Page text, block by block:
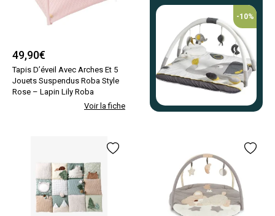
49,90€
Tapis D’éveil Avec Arches Et 5
Jouets Suspendus Roba Style
Rose – Lapin Lily Roba
Voir la fiche
-10%